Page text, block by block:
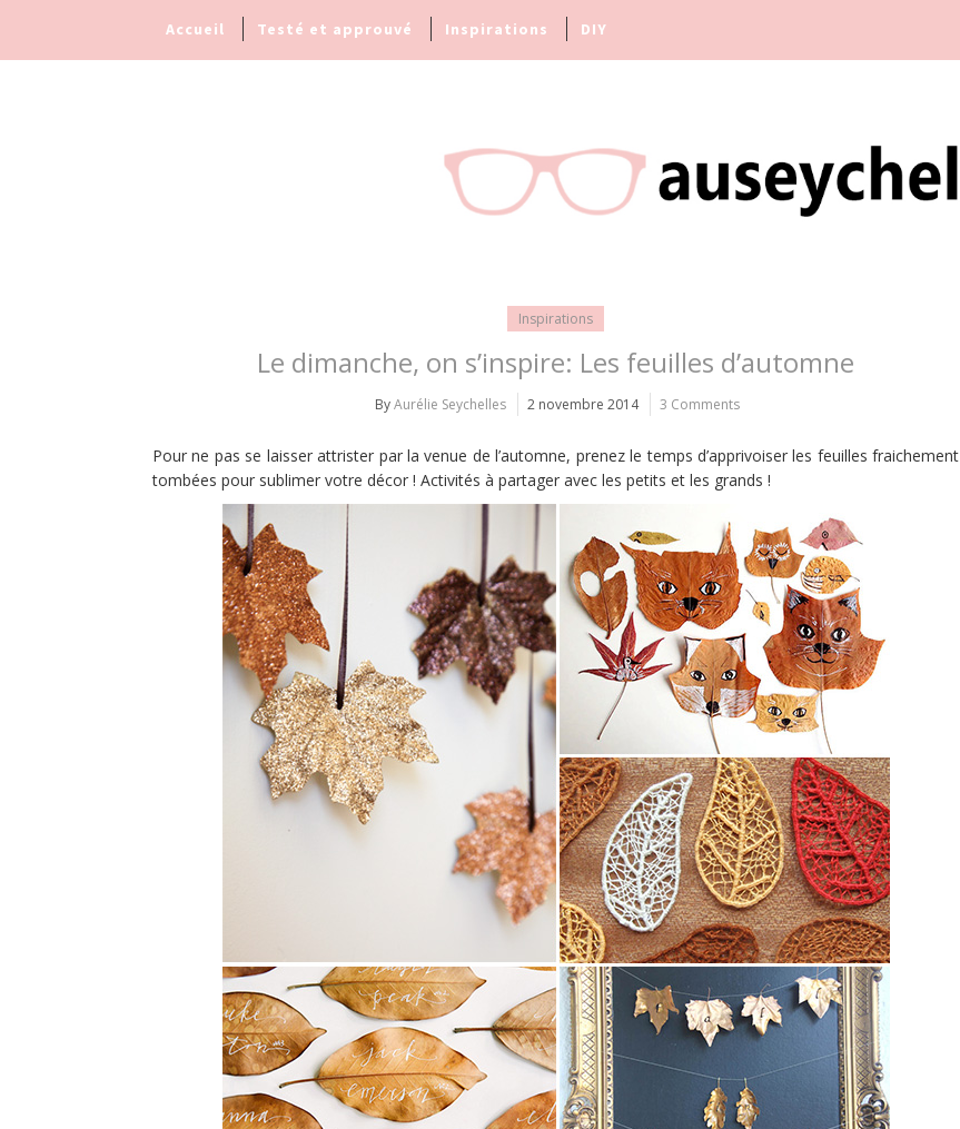
Accueil Testé et approuvé Inspirations DIY
Inspirations
Le dimanche, on s’inspire: Les feuilles d’automne
ByAurélie Seychelles 2 novembre 2014 3 Comments
Pour ne pas se laisser attrister par la venue de l’automne, prenez le temps d’apprivoiser les feuilles fraichement
tombées pour sublimer votre décor ! Activités à partager avec les petits et les grands !